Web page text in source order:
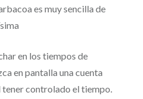
es muy sencilla de
en los tiempos de
en pantalla una cuenta
tener controlado el tiempo.